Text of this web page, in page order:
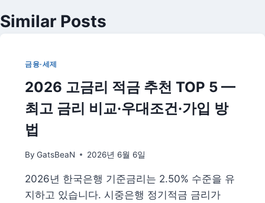
Similar Posts
금융·세제
2026 고금리 적금 추천 TOP 5 —
최고 금리 비교·우대조건·가입 방
법
By GatsBeaN 2026년 6월 6일
2026년 한국은행 기준금리는 2.50% 수준을 유
지하고 있습니다. 시중은행 정기적금 금리가